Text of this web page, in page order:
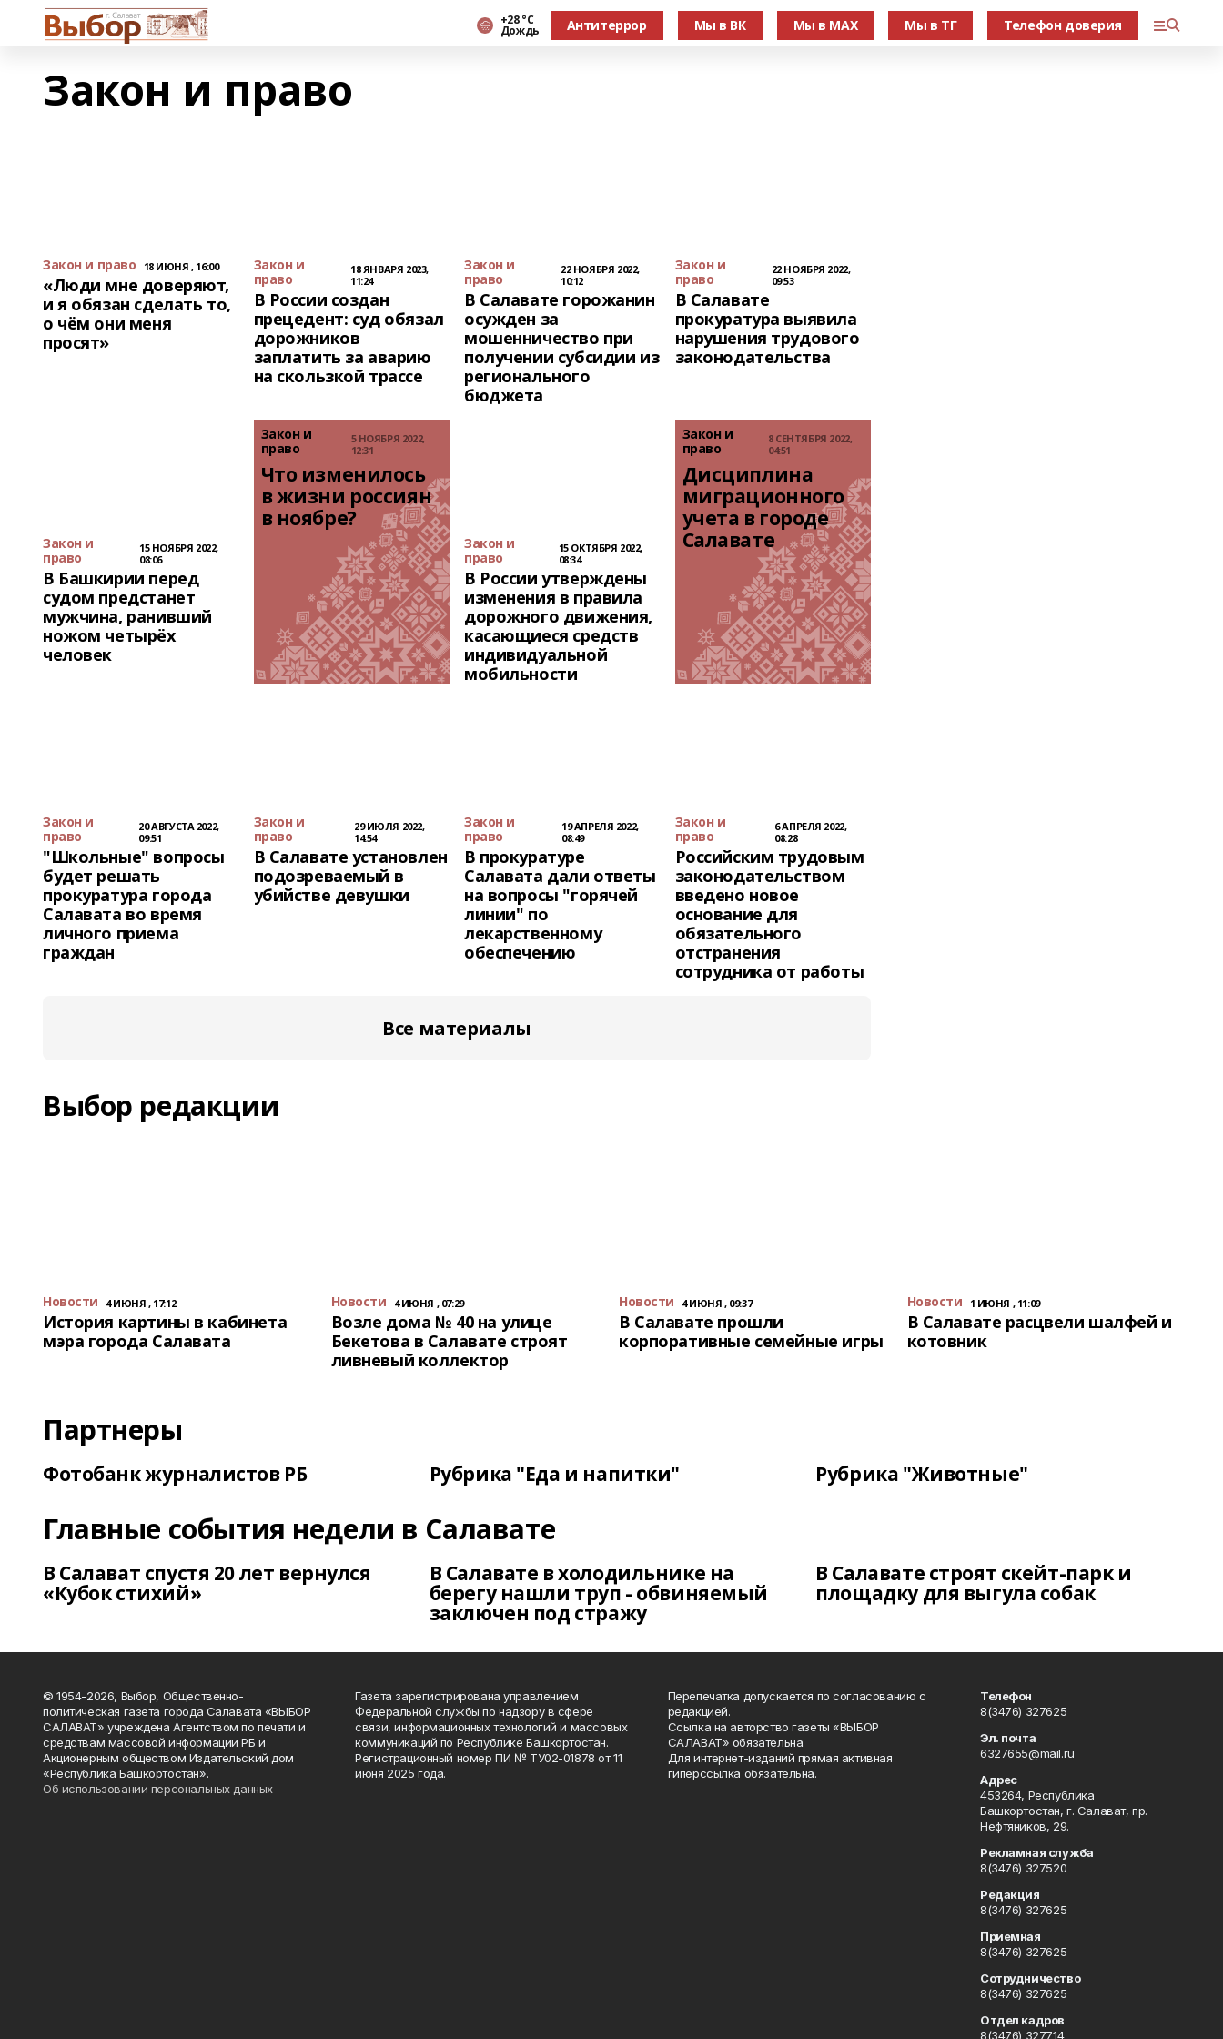
+28 °С
Дождь Антитеррор Мы в ВК Мы в МАХ Мы в ТГ Телефон доверия
Закон и право
Закон и право 18 ИЮНЯ , 16:00
«Люди мне доверяют,
и я обязан сделать то,
о чём они меня
просят»
Закон и
право
18 ЯНВАРЯ 2023,
11:24
В России создан
прецедент: суд обязал
дорожников
заплатить за аварию
на скользкой трассе
Закон и
право
22 НОЯБРЯ 2022,
10:12
В Салавате горожанин
осужден за
мошенничество при
получении субсидии из
регионального
бюджета
Закон и
право
22 НОЯБРЯ 2022,
09:53
В Салавате
прокуратура выявила
нарушения трудового
законодательства
Закон и
право
15 НОЯБРЯ 2022,
08:06
В Башкирии перед
судом предстанет
мужчина, ранивший
ножом четырёх
человек
Закон и
право
5 НОЯБРЯ 2022,
12:31
Что изменилось
в жизни россиян
в ноябре?
Закон и
право
15 ОКТЯБРЯ 2022,
08:34
В России утверждены
изменения в правила
дорожного движения,
касающиеся средств
индивидуальной
мобильности
Закон и
право
8 СЕНТЯБРЯ 2022,
04:51
Дисциплина
миграционного
учета в городе
Салавате
Закон и
право
20 АВГУСТА 2022,
09:51
"Школьные" вопросы
будет решать
прокуратура города
Салавата во время
личного приема
граждан
Закон и
право
29 ИЮЛЯ 2022,
14:54
В Салавате установлен
подозреваемый в
убийстве девушки
Закон и
право
19 АПРЕЛЯ 2022,
08:49
В прокуратуре
Салавата дали ответы
на вопросы "горячей
линии" по
лекарственному
обеспечению
Закон и
право
6 АПРЕЛЯ 2022,
08:28
Российским трудовым
законодательством
введено новое
основание для
обязательного
отстранения
сотрудника от работы
Все материалы
Выбор редакции
Новости 4 ИЮНЯ , 17:12
История картины в кабинета
мэра города Салавата
Новости 4 ИЮНЯ , 07:29
Возле дома № 40 на улице
Бекетова в Салавате строят
ливневый коллектор
Новости 4 ИЮНЯ , 09:37
В Салавате прошли
корпоративные семейные игры
Новости 1 ИЮНЯ , 11:09
В Салавате расцвели шалфей и
котовник
Партнеры
Фотобанк журналистов РБ Рубрика "Еда и напитки" Рубрика "Животные"
Главные события недели в Салавате
В Салават спустя 20 лет вернулся
«Кубок стихий»
В Салавате в холодильнике на
берегу нашли труп - обвиняемый
заключен под стражу
В Салавате строят скейт-парк и
площадку для выгула собак
© 1954-2026, Выбор, Общественно-
политическая газета города Салавата «ВЫБОР
САЛАВАТ» учреждена Агентством по печати и
средствам массовой информации РБ и
Акционерным обществом Издательский дом
«Республика Башкортостан».
Об использовании персональных данных
Газета зарегистрирована управлением
Федеральной службы по надзору в сфере
связи, информационных технологий и массовых
коммуникаций по Республике Башкортостан.
Регистрационный номер ПИ № ТУ02-01878 от 11
июня 2025 года.
Перепечатка допускается по согласованию с
редакцией.
Ссылка на авторство газеты «ВЫБОР
САЛАВАТ» обязательна.
Для интернет-изданий прямая активная
гиперссылка обязательна.
Телефон
8(3476) 327625
Эл. почта
6327655@mail.ru
Адрес
453264, Республика
Башкортостан, г. Салават, пр.
Нефтяников, 29.
Рекламная служба
8(3476) 327520
Редакция
8(3476) 327625
Приемная
8(3476) 327625
Сотрудничество
8(3476) 327625
Отдел кадров
8(3476) 327714